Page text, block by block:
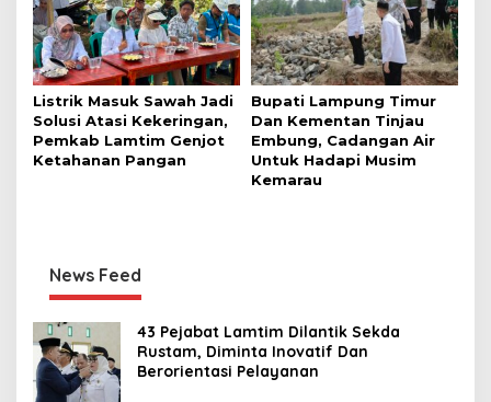
Listrik Masuk Sawah Jadi
Solusi Atasi Kekeringan,
Pemkab Lamtim Genjot
Ketahanan Pangan
Bupati Lampung Timur
Dan Kementan Tinjau
Embung, Cadangan Air
Untuk Hadapi Musim
Kemarau
News Feed
43 Pejabat Lamtim Dilantik Sekda
Rustam, Diminta Inovatif Dan
Berorientasi Pelayanan